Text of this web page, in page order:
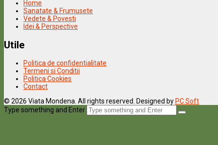
Home
Sanatate & Frumusete
Vedete & Povesti
Idei & Perspective
Utile
Politica de confidentialitate
Termeni si Conditii
Politica Cookies
Contact
© 2026 Viata Mondena. All rights reserved. Designed by PC Soft
Type something and Enter